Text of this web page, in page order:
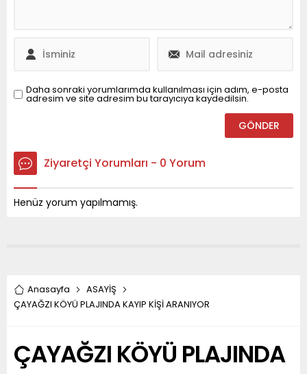
yönetim hakkında
evrakta sahtecilik
yaptıkları gerekçesiyle
Akçakoca Cumhuriyet...
Daha sonraki yorumlarımda kullanılması için adım, e-posta
adresim ve site adresim bu tarayıcıya kaydedilsin.
Ziyaretçi Yorumları - 0 Yorum
Henüz yorum yapılmamış.
Anasayfa
ASAYİŞ
ÇAYAĞZI KÖYÜ PLAJINDA KAYIP KİŞİ ARANIYOR
ÇAYAĞZI KÖYÜ PLAJINDA